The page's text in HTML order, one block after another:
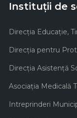
Instituții de
Direcţia Educaţie,
Direcţia pentru
Direcţia Asistenţă
Asociaţia Medicală
Intreprinderi